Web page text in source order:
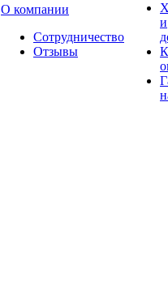
О компании
Сотрудничество
Отзывы
и